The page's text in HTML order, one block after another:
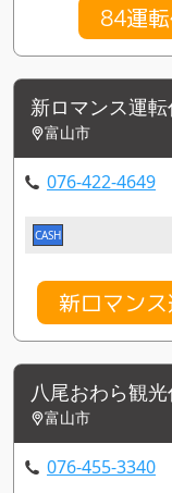
84運
新ロマンス運
富山市
076-422-4649
CASH
新ロマン
八尾おわら観
富山市
076-455-3340